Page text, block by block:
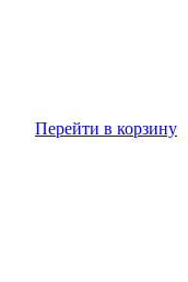
Перейти в корзину